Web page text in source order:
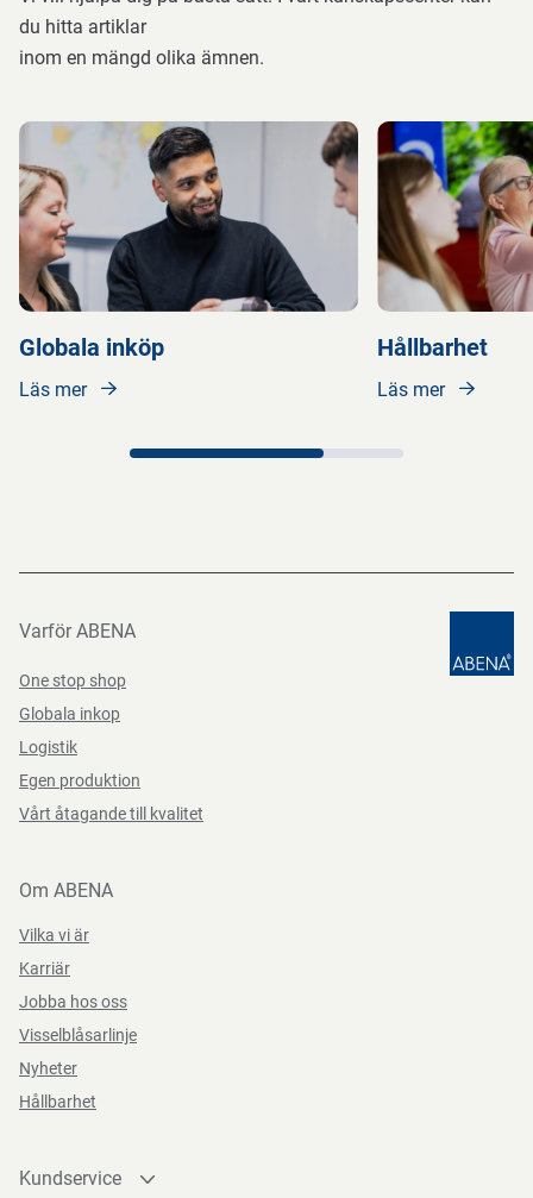
du hitta artiklar
inom en mängd olika ämnen.
Globala inköp
Läs mer
Hållbarhet
Läs mer
Varför ABENA
One stop shop
Globala inkop
Logistik
Egen produktion
Vårt åtagande till kvalitet
Om ABENA
Vilka vi är
Karriär
Jobba hos oss
Visselblåsarlinje
Nyheter
Hållbarhet
Kundservice